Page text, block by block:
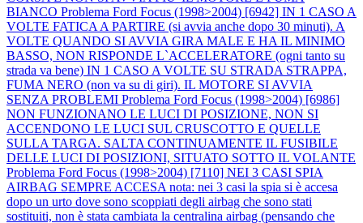
BIANCO Problema Ford Focus (1998>2004) [6942] IN 1 CASO A
VOLTE FATICA A PARTIRE (si avvia anche dopo 30 minuti). A
VOLTE QUANDO SI AVVIA GIRA MALE E HA IL MINIMO
BASSO, NON RISPONDE L`ACCELERATORE (ogni tanto su
strada va bene) IN 1 CASO A VOLTE SU STRADA STRAPPA,
FUMA NERO (non va su di giri). IL MOTORE SI AVVIA
SENZA PROBLEMI Problema Ford Focus (1998>2004) [6986]
NON FUNZIONANO LE LUCI DI POSIZIONE, NON SI
ACCENDONO LE LUCI SUL CRUSCOTTO E QUELLE
SULLA TARGA. SALTA CONTINUAMENTE IL FUSIBILE
DELLE LUCI DI POSIZIONI, SITUATO SOTTO IL VOLANTE
Problema Ford Focus (1998>2004) [7110] NEI 3 CASI SPIA
AIRBAG SEMPRE ACCESA nota: nei 3 casi la spia si è accesa
dopo un urto dove sono scoppiati degli airbag che sono stati
sostituiti, non è stata cambiata la centralina airbag (pensando che